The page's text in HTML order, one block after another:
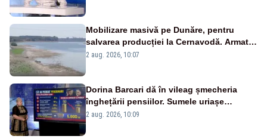
Mobilizare masivă pe Dunăre, pentru
salvarea producției la Cernavodă. Armata
va detona o stâncă și va devia apa
2 aug. 2026, 10:07
Dorina Barcari dă în vileag șmecheria
înghețării pensiilor. Sumele uriașe
pierdute de fiecare român
2 aug. 2026, 10:09